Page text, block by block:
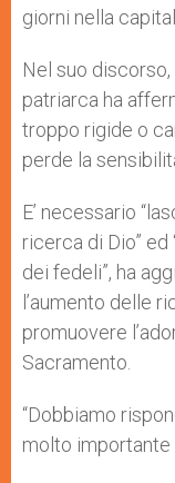
giorni nella
Nel suo discorso,
patriarca ha
troppo rigide o
perde la
E’ necessario
ricerca di Dio”
dei fedeli”, ha
l’aumento delle
promuovere
Sacramento.
“Dobbiamo
molto importante